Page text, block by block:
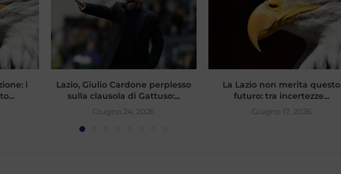
i
Lazio, Giulio Cardone perplesso
sulla clausola di Gattuso:...
Giugno 24, 2026
La Lazio non merita questo
futuro: tra incertezze...
Giugno 17, 2026